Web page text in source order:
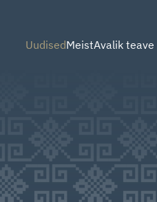
UudisedMeistAvalik teave